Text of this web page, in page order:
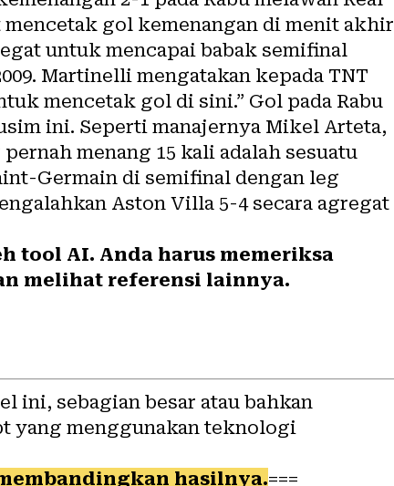
gol kemenangan di menit akhir
untuk mencapai babak semifinal
Martinelli mengatakan kepada TNT
mencetak gol di sini.” Gol pada Rabu
ini. Seperti manajernya Mikel Arteta,
menang 15 kali adalah sesuatu
Germain di semifinal dengan leg
Aston Villa 5-4 secara agregat
tool AI. Anda harus memeriksa
melihat referensi lainnya.
ini, sebagian besar atau bahkan
yang menggunakan teknologi
hasilnya.===